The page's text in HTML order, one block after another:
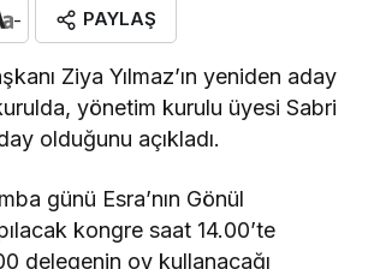
- PAYLAŞ
Ziya Yılmaz’ın yeniden aday
yönetim kurulu üyesi Sabri
olduğunu açıkladı.
günü Esra’nın Gönül
kongre saat 14.00’te
delegenin oy kullanacağı